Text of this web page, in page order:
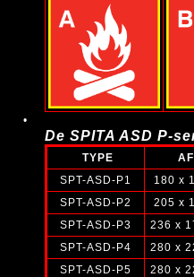
•
De SPITA ASD P-
TYPE
SPT-ASD-P1
180 x
SPT-ASD-P2
205 x
SPT-ASD-P3
236 x
SPT-ASD-P4
280 x
SPT-ASD-P5
280 x